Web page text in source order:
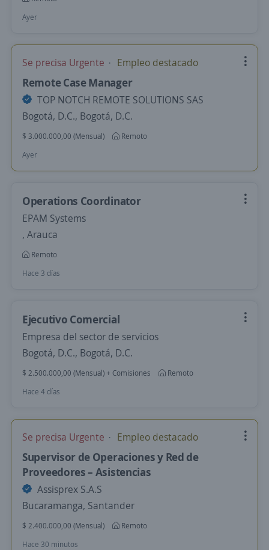
Ayer
Se precisa Urgente Empleo destacado
Remote Case Manager
TOP NOTCH REMOTE SOLUTIONS SAS
Bogotá, D.C., Bogotá, D.C.
$ 3.000.000,00 (Mensual)
Remoto
Ayer
Operations Coordinator
EPAM Systems
, Arauca
Remoto
Hace 3 días
Ejecutivo Comercial
Empresa del sector de servicios
Bogotá, D.C., Bogotá, D.C.
$ 2.500.000,00 (Mensual) + Comisiones
Remoto
Hace 4 días
Se precisa Urgente Empleo destacado
Supervisor de Operaciones y Red de
Proveedores – Asistencias
Assisprex S.A.S
Bucaramanga, Santander
$ 2.400.000,00 (Mensual)
Remoto
Hace 30 minutos